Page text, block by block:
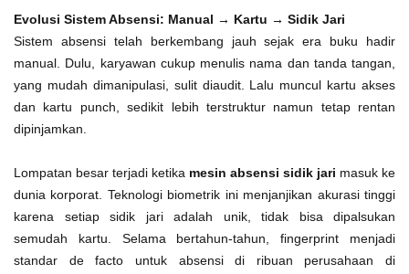
Evolusi Sistem Absensi: Manual → Kartu → Sidik Jari
Sistem absensi telah berkembang jauh sejak era buku hadir
manual. Dulu, karyawan cukup menulis nama dan tanda tangan,
yang mudah dimanipulasi, sulit diaudit. Lalu muncul kartu akses
dan kartu punch, sedikit lebih terstruktur namun tetap rentan
dipinjamkan.
Lompatan besar terjadi ketika mesin absensi sidik jari masuk ke
dunia korporat. Teknologi biometrik ini menjanjikan akurasi tinggi
karena setiap sidik jari adalah unik, tidak bisa dipalsukan
semudah kartu. Selama bertahun-tahun, fingerprint menjadi
standar de facto untuk absensi di ribuan perusahaan di